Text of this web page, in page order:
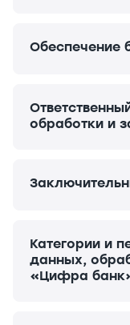
Обеспечение
обработки и
Категории и
данных,
«Цифра